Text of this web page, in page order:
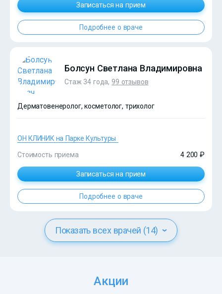
Записаться на прием
Подробнее о враче
?>
Болсун Светлана Владимировна
Стаж 34 года, 99 отзывов
Дерматовенеролог, косметолог, трихолог
ОН КЛИНИК на Парке Культуры
Стоимость приема 4 200 ₽
Записаться на прием
Подробнее о враче
Показать всех врачей (14)
Акции